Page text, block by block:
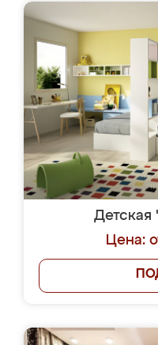
Детская
Цена: